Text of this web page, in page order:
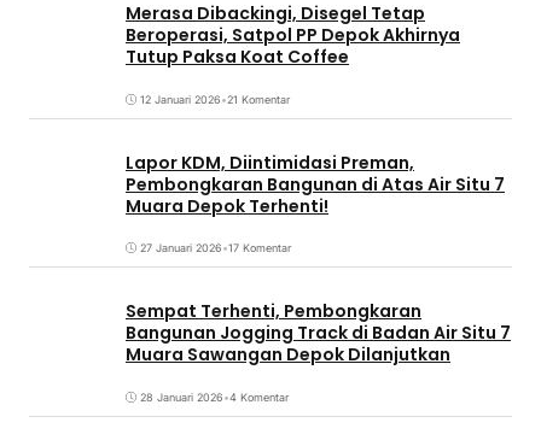
Merasa Dibackingi, Disegel Tetap
Beroperasi, Satpol PP Depok Akhirnya
Tutup Paksa Koat Coffee
12 Januari 2026•21 Komentar
Lapor KDM, Diintimidasi Preman,
Pembongkaran Bangunan di Atas Air Situ 7
Muara Depok Terhenti!
27 Januari 2026•17 Komentar
Sempat Terhenti, Pembongkaran
Bangunan Jogging Track di Badan Air Situ 7
Muara Sawangan Depok Dilanjutkan
28 Januari 2026•4 Komentar